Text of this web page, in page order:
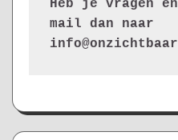
Heb je vragen
mail dan naar